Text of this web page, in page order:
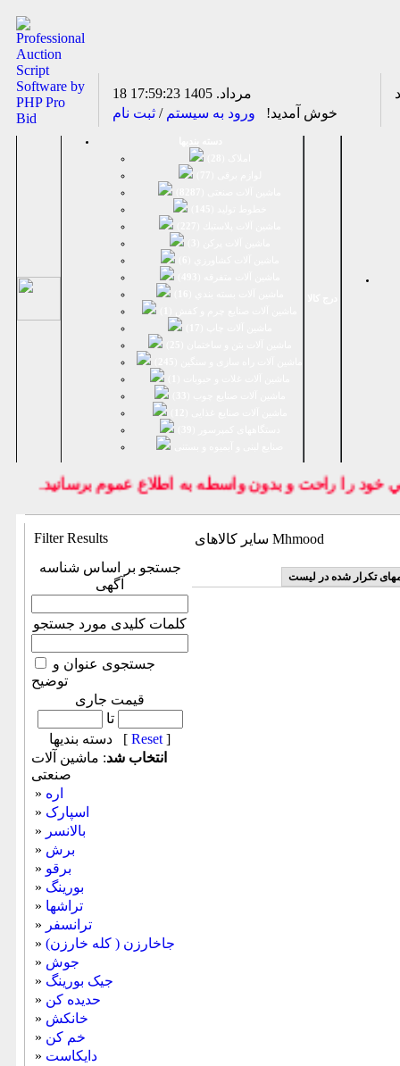
18 مرداد. 1405
17:59:23
خوش آمدید! ورود به سیستم / ثبت نام
را راحت و بدون واسطه به اطلاع عموم برسانيد.
Filter Results
جستجو بر اساس شناسه
آگهی
کلمات کلیدی مورد جستجو
توضیح
قیمت جاری
تا
دسته بندیها [ Reset ]
انتخاب شد: ماشين آلات
صنعتی
» اره
» اسپارک
» بالانسر
» برش
» برقو
» بورینگ
» تراشها
» ترانسفر
» جاخارزن ( کله خارزن)
» جوش
» جیک بورینگ
» حدیده كن
» خانكش
» خم كن
» دایکاست
سایر کالاهای Mhmood
تکرار شده در لیست